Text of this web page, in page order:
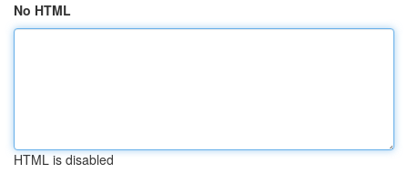
No HTML
HTML is disabled